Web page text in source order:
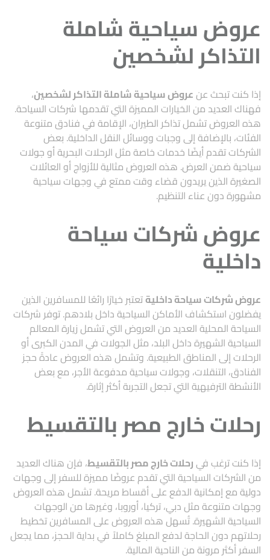
عروض سياحية شاملة
التذاكر لشخصين
إذا كنت تبحث عنعروض سياحية شاملة التذاكر لشخصين،
فهناك العديد من الخيارات المميزة التي تقدمها شركات السياحة.
هذه العروض تشمل تذاكر الطيران، الإقامة في فنادق متنوعة
الفئات، بالإضافة إلى وجبات ووسائل النقل الداخلية. بعض
الشركات تقدم أيضًا خدمات خاصة مثل الرحلات البحرية أو جولات
سياحية ضمن العرض. هذه العروض مثالية للأزواج أو العائلات
الصغيرة الذين يريدون قضاء وقت ممتع في وجهات سياحية
مشهورة دون عناء التنظيم.
عروض شركات سياحة
داخلية
عروض شركات سياحة داخليةتعتبر خيارًا رائعًا للمسافرين الذين
يفضلون استكشاف الأماكن السياحية داخل بلادهم. توفر شركات
السياحة المحلية العديد من العروض التي تشمل زيارة المعالم
السياحية الشهيرة داخل البلد، مثل الجولات في المدن الكبرى أو
الرحلات إلى المناطق الطبيعية. وتشمل هذه العروض عادةً حجز
الفنادق، التنقلات، وجولات سياحية مدفوعة الأجر، مع بعض
الأنشطة الترفيهية التي تجعل التجربة أكثر إثارة.
رحلات خارج مصر بالتقسيط
إذا كنت ترغب فيرحلات خارج مصر بالتقسيط، فإن هناك العديد
من الشركات السياحية التي تقدم عروضًا مميزة للسفر إلى وجهات
دولية مع إمكانية الدفع على أقساط مريحة. تشمل هذه العروض
وجهات متنوعة مثل دبي، تركيا، أوروبا، وغيرها من الوجهات
السياحية الشهيرة. تُسهل هذه العروض على المسافرين تخطيط
رحلاتهم دون الحاجة لدفع المبلغ كاملاً في بداية الحجز، مما يجعل
السفر أكثر مرونة من الناحية المالية.